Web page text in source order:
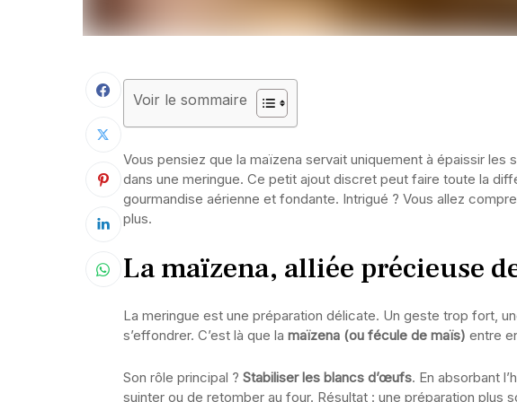
Voir le sommaire
Vous pensiez que la maïzena servait uniquement à épaissir les
dans une meringue. Ce petit ajout discret peut faire toute la
gourmandise aérienne et fondante. Intrigué ? Vous allez
plus.
La maïzena, alliée précieuse
La meringue est une préparation délicate. Un geste trop fort,
s’effondrer. C’est là que la maïzena (ou fécule de maïs) entre
Son rôle principal ? Stabiliser les blancs d’œufs. En absorbant
suinter ou de retomber au four. Résultat : une préparation plus